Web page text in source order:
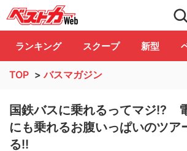
自動車情報誌「ベスト
ランキング スクープ 新型
TOP >バスマガジン
国鉄バスに乗れるってマジ!?
にも乗れるお腹いっぱいのツア
る!!